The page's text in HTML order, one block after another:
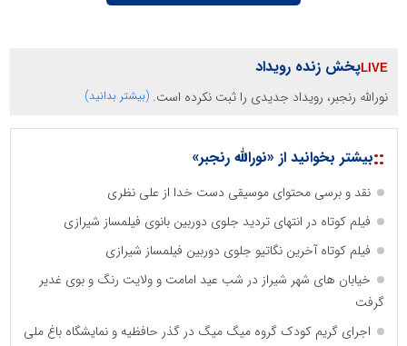
پخش زنده رویداد
نورالله رنجبر، رویداد جدیدی را ثبت نکرده است. (بیشتر بدانید)
::بیشتر بخوانید از «نورالله رنجبر»
نقد و برسی محتوای موسیقی دست خدا از علی نظری
فیلم کوتاه در انتهای تردید جلوی دوربین بانوی فیلمساز شیرازی
فیلم کوتاه آخرین نگاتیو جلوی دوربین فیلمساز شیرازی
خیابان های شهر شیراز در شب عید امامت و ولایت رنگ و بوی غدیر
گرفت
اجرای گریم کودک گروه میگ میگ در گذر حافظیه و نمایشگاه باغ ملی